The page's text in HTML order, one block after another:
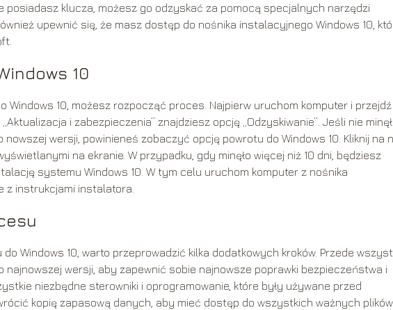
posiadasz klucza, możesz go odzyskać za pomocą specjalnych narzędzi
upewnić się, że masz dostęp do nośnika instalacyjnego Windows 10,
10
Windows 10, możesz rozpocząć proces. Najpierw uruchom komputer i przejdź
i zabezpieczenia” znajdziesz opcję „Odzyskiwanie”. Jeśli nie
nowszej wersji, powinieneś zobaczyć opcję powrotu do Windows 10. Kliknij na
na ekranie. W przypadku, gdy minęło więcej niż 10 dni, będziesz
systemu Windows 10. W tym celu uruchom komputer z nośnika
z instrukcjami instalatora.
Windows 10, warto przeprowadzić kilka dodatkowych kroków. Przede
wersji, aby zapewnić sobie najnowsze poprawki bezpieczeństwa i
niezbędne sterowniki i oprogramowanie, które były używane przed
kopię zapasową danych, aby mieć dostęp do wszystkich ważnych